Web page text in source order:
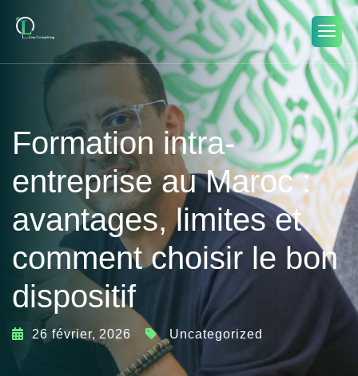
Formation intra-
entreprise au Maroc :
avantages, limites et
comment choisir le bon
dispositif
26 février, 2026 Uncategorized